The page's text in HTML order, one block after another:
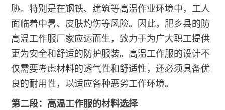
胁。特别是在钢铁、建筑等高温作业环境中，工人
面临着中暑、皮肤灼伤等风险。因此，肥乡县的防
高温工作服厂家应运而生，致力于为广大职工提供
更为安全和舒适的防护服装。高温工作服的设计不
仅需要考虑材料的透气性和舒适性，还必须具备优
良的耐用性，以适应各种恶劣工作环境。
第二段：高温工作服的材料选择